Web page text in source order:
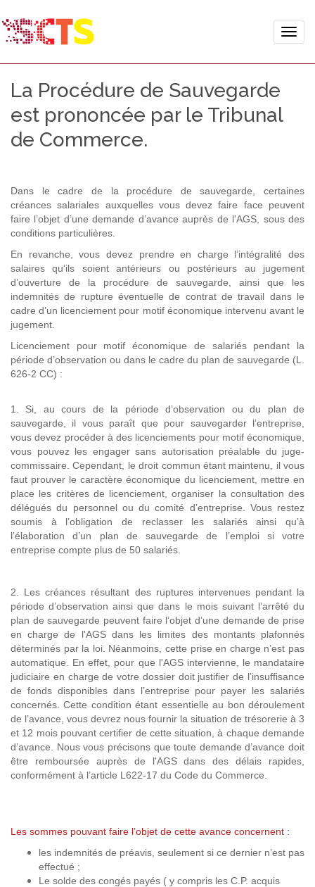
Toggle
La Procédure de Sauvegarde
est prononcée par le Tribunal
de Commerce.
Dans le cadre de la procédure de sauvegarde, certaines
créances salariales auxquelles vous devez faire face peuvent
faire l’objet d’une demande d’avance auprès de l'AGS, sous des
conditions particulières.
En revanche, vous devez prendre en charge l’intégralité des
salaires qu’ils soient antérieurs ou postérieurs au jugement
d’ouverture de la procédure de sauvegarde, ainsi que les
indemnités de rupture éventuelle de contrat de travail dans le
cadre d’un licenciement pour motif économique intervenu avant le
jugement.
Licenciement pour motif économique de salariés pendant la
période d’observation ou dans le cadre du plan de sauvegarde (L.
626-2 CC) :
1. Si, au cours de la période d’observation ou du plan de
sauvegarde, il vous paraît que pour sauvegarder l’entreprise,
vous devez procéder à des licenciements pour motif économique,
vous pouvez les engager sans autorisation préalable du juge-
commissaire. Cependant, le droit commun étant maintenu, il vous
faut prouver le caractère économique du licenciement, mettre en
place les critères de licenciement, organiser la consultation des
délégués du personnel ou du comité d’entreprise. Vous restez
soumis à l’obligation de reclasser les salariés ainsi qu’à
l’élaboration d’un plan de sauvegarde de l’emploi si votre
entreprise compte plus de 50 salariés.
2. Les créances résultant des ruptures intervenues pendant la
période d’observation ainsi que dans le mois suivant l’arrêté du
plan de sauvegarde peuvent faire l’objet d’une demande de prise
en charge de l'AGS dans les limites des montants plafonnés
déterminés par la loi. Néanmoins, cette prise en charge n’est pas
automatique. En effet, pour que l'AGS intervienne, le mandataire
judiciaire en charge de votre dossier doit justifier de l’insuffisance
de fonds disponibles dans l’entreprise pour payer les salariés
concernés. Cette condition étant essentielle au bon déroulement
de l’avance, vous devrez nous fournir la situation de trésorerie à 3
et 12 mois pouvant certifier de cette situation, à chaque demande
d’avance. Nous vous précisons que toute demande d’avance doit
être remboursée auprès de l'AGS dans des délais rapides,
conformément à l’article L622-17 du Code du Commerce.
Les sommes pouvant faire l’objet de cette avance concernent :
les indemnités de préavis, seulement si ce dernier n’est pas
effectué ;
Le solde des congés payés ( y compris les C.P. acquis